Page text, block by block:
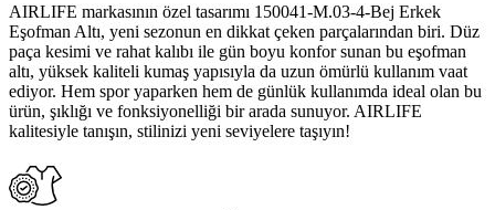
AIRLIFE markasının özel tasarımı 150041-M.03-4-Bej Erkek
Eşofman Altı, yeni sezonun en dikkat çeken parçalarından biri. Düz
paça kesimi ve rahat kalıbı ile gün boyu konfor sunan bu eşofman
altı, yüksek kaliteli kumaş yapısıyla da uzun ömürlü kullanım vaat
ediyor. Hem spor yaparken hem de günlük kullanımda ideal olan bu
ürün, şıklığı ve fonksiyonelliği bir arada sunuyor. AIRLIFE
kalitesiyle tanışın, stilinizi yeni seviyelere taşıyın!